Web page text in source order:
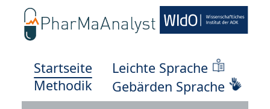
Startseite
Methodik
Leichte Sprache
Gebärden Sprache